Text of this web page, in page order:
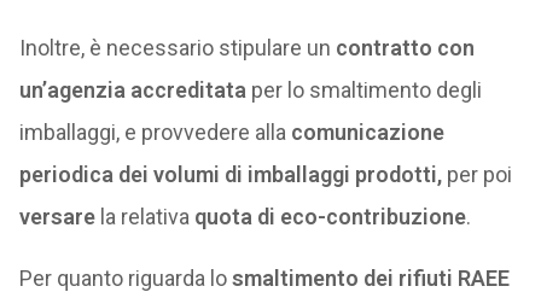
Inoltre, è necessario stipulare un contratto con
un’agenzia accreditata per lo smaltimento degli
imballaggi, e provvedere alla comunicazione
periodica dei volumi di imballaggi prodotti, per poi
versarela relativa quota di eco-contribuzione.
Per quanto riguarda losmaltimento dei rifiuti RAEE